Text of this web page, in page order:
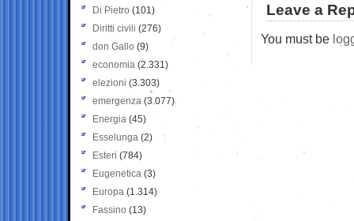
Leave a
You must be
Di Pietro (101)
Diritti civili (276)
don Gallo (9)
economia (2.331)
elezioni (3.303)
emergenza (3.077)
Energia (45)
Esselunga (2)
Esteri (784)
Eugenetica (3)
Europa (1.314)
Fassino (13)